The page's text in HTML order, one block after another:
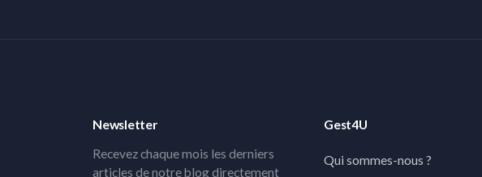
Newsletter
Recevez chaque mois les derniers
articles de notre blog directement
Gest4U
Qui sommes-nous ?